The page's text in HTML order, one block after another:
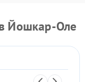
Йошкар-Оле